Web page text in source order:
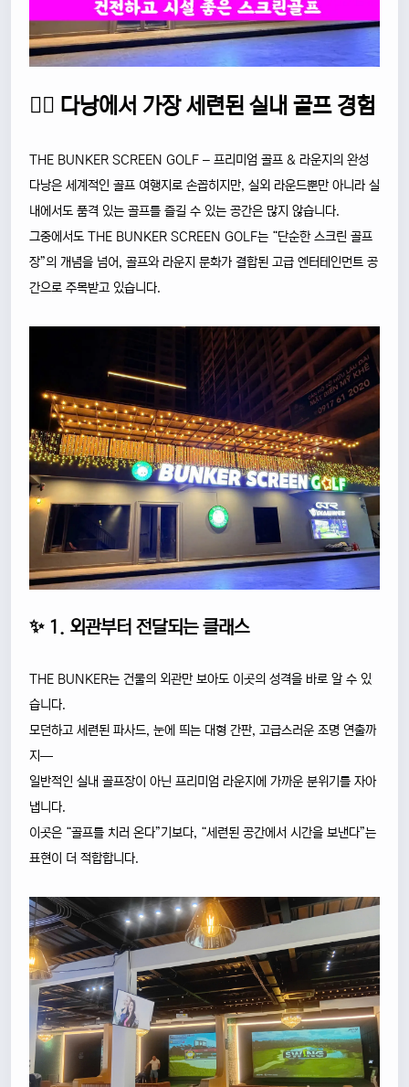
🏌️‍♂️ 다낭에서 가장 세련된 실내 골프 경험
THE BUNKER SCREEN GOLF – 프리미엄 골프 & 라운지의 완성
다낭은 세계적인 골프 여행지로 손꼽히지만, 실외 라운드뿐만 아니라 실
내에서도 품격 있는 골프를 즐길 수 있는 공간은 많지 않습니다.
그중에서도 THE BUNKER SCREEN GOLF는 “단순한 스크린 골프
장”의 개념을 넘어, 골프와 라운지 문화가 결합된 고급 엔터테인먼트 공
간으로 주목받고 있습니다.
✨ 1. 외관부터 전달되는 클래스
THE BUNKER는 건물의 외관만 보아도 이곳의 성격을 바로 알 수 있
습니다.
모던하고 세련된 파사드, 눈에 띄는 대형 간판, 고급스러운 조명 연출까
지—
일반적인 실내 골프장이 아닌 프리미엄 라운지에 가까운 분위기를 자아
냅니다.
이곳은 “골프를 치러 온다”기보다, “세련된 공간에서 시간을 보낸다”는
표현이 더 적합합니다.